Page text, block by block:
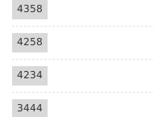
4358
4258
4234
3444